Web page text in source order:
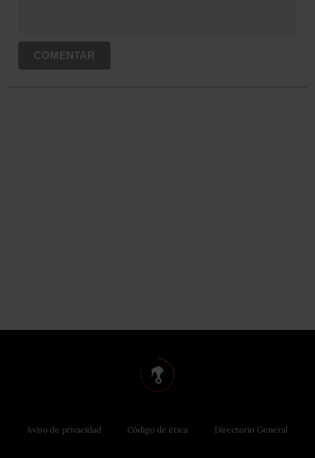
COMENTAR
Aviso de privacidad Código de ética Directorio General